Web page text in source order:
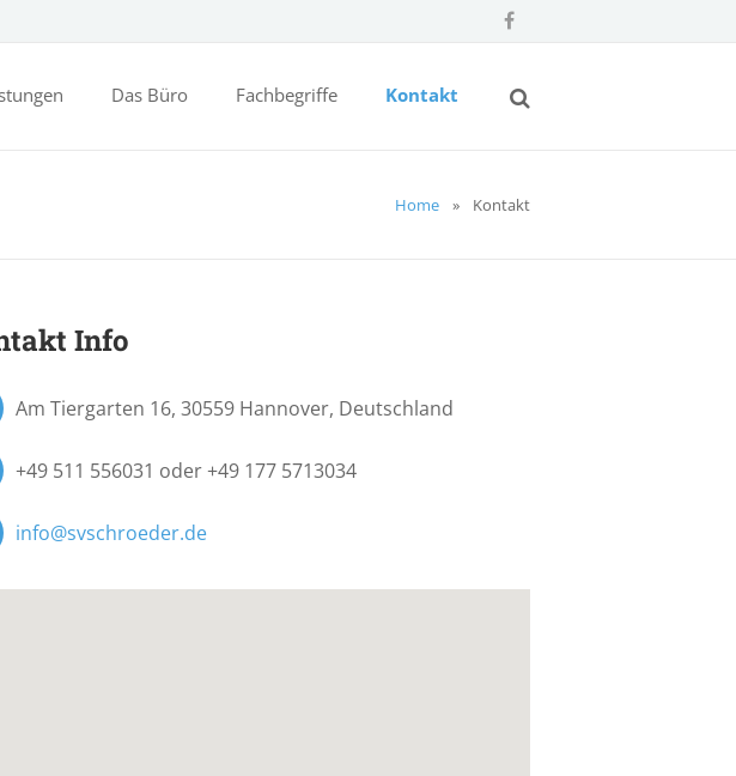
Das Büro Fachbegriffe Kontakt
Home » Kontakt
Info
Am Tiergarten 16, 30559 Hannover, Deutschland
+49 511 556031 oder +49 177 5713034
info@svschroeder.de